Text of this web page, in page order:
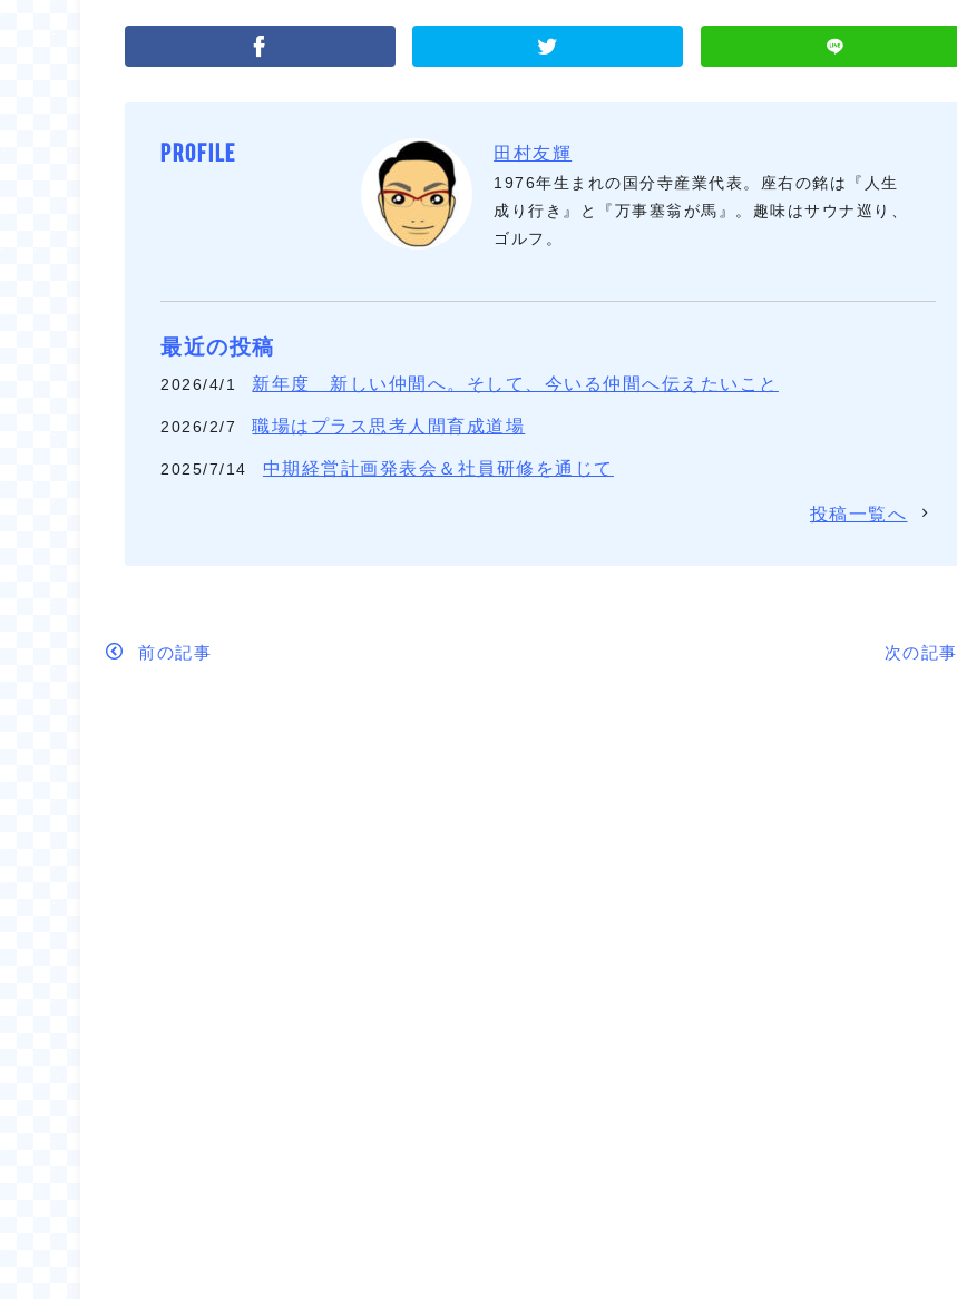
PROFILE 田村友輝
1976年生まれの国分寺産業代表。座右の銘は『人生
成り行き』と『万事塞翁が馬』。趣味はサウナ巡り、
ゴルフ。
最近の投稿
2026/4/1 新年度 新しい仲間へ。そして、今いる仲間へ伝えたいこと
2026/2/7 職場はプラス思考人間育成道場
2025/7/14 中期経営計画発表会＆社員研修を通じて
投稿一覧へ
前の記事 次の記事